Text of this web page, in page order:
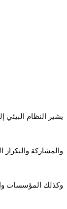
يشير النظام البيئي
والمشاركة
وكذلك المؤسسات